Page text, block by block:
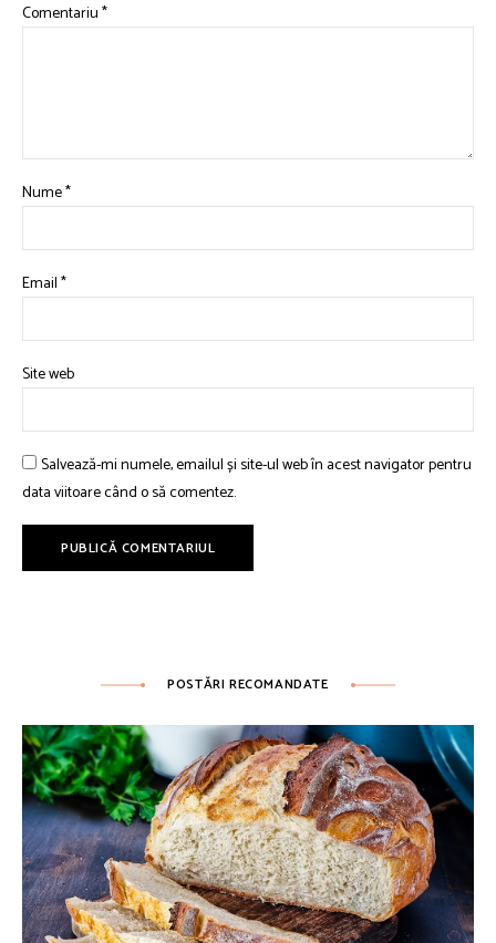
Comentariu*
Nume*
Email*
Site web
Salvează-mi numele, emailul și site-ul web în acest navigator pentru
data viitoare când o să comentez.
POSTĂRI RECOMANDATE